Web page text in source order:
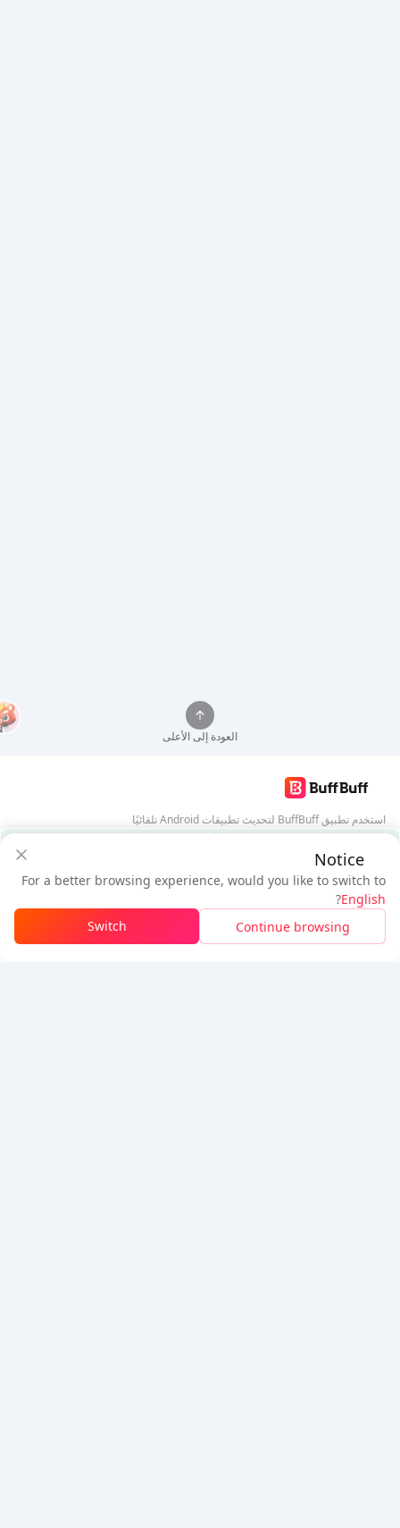
$2.1
مستخدم جديد: خصم
$2.24
تسجيل الدخول للحصول على الخصم
Notice
For a better browsing experience, would you like to switch to
English
?
Continue browsing
Switch
العودة إلى الأعلى
استخدم تطبيق BuffBuff لتحديث تطبيقات Android تلقائيًا
تابعنا
5% OFF
5% OFF